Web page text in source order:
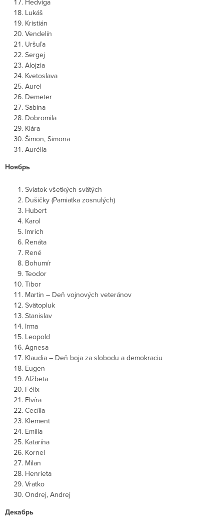
Hedviga
Lukáš
Kristián
Vendelín
Uršuľa
Sergej
Alojzia
Kvetoslava
Aurel
Demeter
Sabína
Dobromila
Klára
Šimon, Simona
Aurélia
Ноябрь
Sviatok všetkých svätých
Dušičky (Pamiatka zosnulých)
Hubert
Karol
Imrich
Renáta
René
Bohumír
Teodor
Tibor
Martin – Deň vojnových veteránov
Svätopluk
Stanislav
Irma
Leopold
Agnesa
Klaudia – Deň boja za slobodu a demokraciu
Eugen
Alžbeta
Félix
Elvíra
Cecília
Klement
Emília
Katarína
Kornel
Milan
Henrieta
Vratko
Ondrej, Andrej
Декабрь